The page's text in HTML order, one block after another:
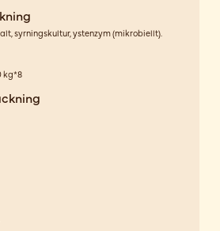
syrningskultur, ystenzym (mikrobiellt).
kg*8